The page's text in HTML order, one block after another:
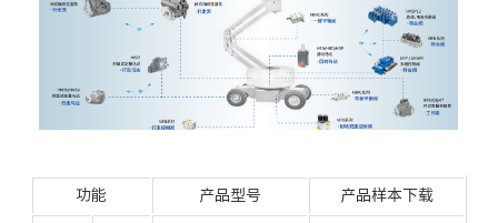
功能 产品型号 产品样本下载